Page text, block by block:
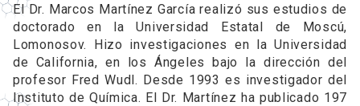
El Dr. Marcos Martínez García realizó sus estudios de
doctorado en la Universidad Estatal de Moscú,
Lomonosov. Hizo investigaciones en la Universidad
de California, en los Ángeles bajo la dirección del
profesor Fred Wudl. Desde 1993 es investigador del
Instituto de Química. El Dr. Martínez ha publicado 197